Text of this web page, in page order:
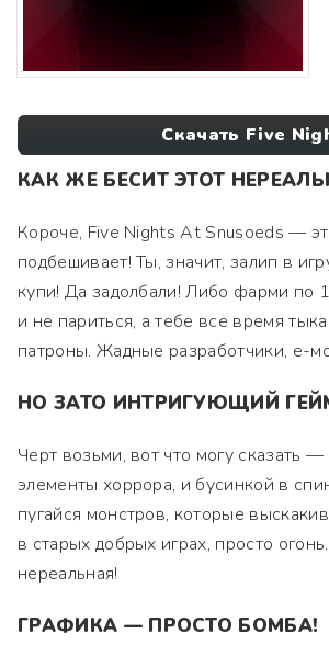
Скачать Five
КАК ЖЕ БЕСИТ ЭТОТ
Короче, Five Nights At Snusoeds —
подбешивает! Ты, значит, залип в
купи! Да задолбали! Либо фарми по
и не париться, а тебе все время
патроны. Жадные разработчики, е-
НО ЗАТО ИНТРИГУЮЩИЙ
Черт возьми, вот что могу сказать
элементы хоррора, и бусинкой в
пугайся монстров, которые
в старых добрых играх, просто
нереальная!
ГРАФИКА — ПРОСТО БОМБА!